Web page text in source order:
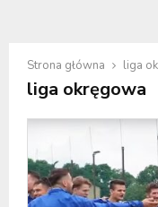
Strona główna liga
liga okręgowa